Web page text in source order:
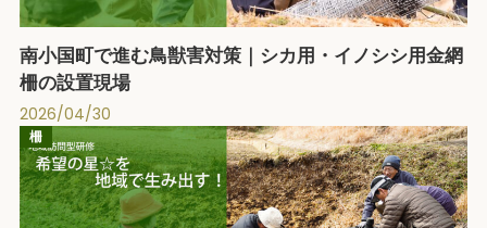
南小国町で進む鳥獣害対策｜シカ用・イノシシ用金網
柵の設置現場
2026/04/30
柵